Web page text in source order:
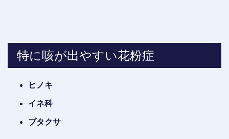
特に咳が出やすい花粉症
ヒノキ
イネ科
ブタクサ